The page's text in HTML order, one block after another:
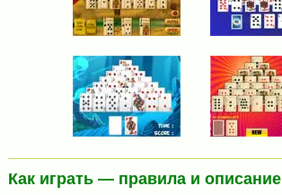
Как играть — правила и описание